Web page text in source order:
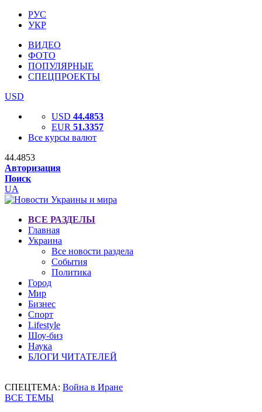
РУС
УКР
ВИДЕО
ФОТО
ПОПУЛЯРНЫЕ
СПЕЦПРОЕКТЫ
USD
USD 44.4853
EUR 51.3357
Все курсы валют
44.4853
Авторизация
Поиск
UA
ВСЕ РАЗДЕЛЫ
Главная
Украина
Все новости раздела
События
Политика
Город
Мир
Бизнес
Спорт
Lifestyle
Шоу-биз
Наука
БЛОГИ ЧИТАТЕЛЕЙ
СПЕЦТЕМА: Война в Иране
ВСЕ ТЕМЫ